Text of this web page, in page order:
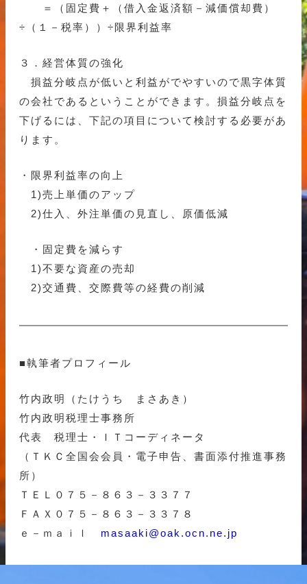
＝（固定費＋（借入金返済額－減価償却費）
÷（１－税率））÷限界利益率
３．経営体質の強化
損益分岐点が低いと利益がでやすいので黒字体質
の会社であるということができます。損益分岐点を
下げるには、下記の項目について検討する必要があ
ります。
・限界利益率の向上
1)売上単価のアップ
2)仕入、外注単価の見直し、原価低減
・固定費を減らす
1)不要な資産の売却
2)交通費、交際費等の経費の削減
■執筆者プロフィール
竹内政明（たけうち まさあき）
竹内政明税理士事務所
代表 税理士・ＩＴコーディネータ
（ＴＫＣ全国会会員・電子申告、書面添付推進事務
所）
ＴＥＬ０７５－８６３－３３７７
ＦＡＸ０７５－８６３－３３７８
ｅ－ｍａｉｌ masaaki@oak.ocn.ne.jp